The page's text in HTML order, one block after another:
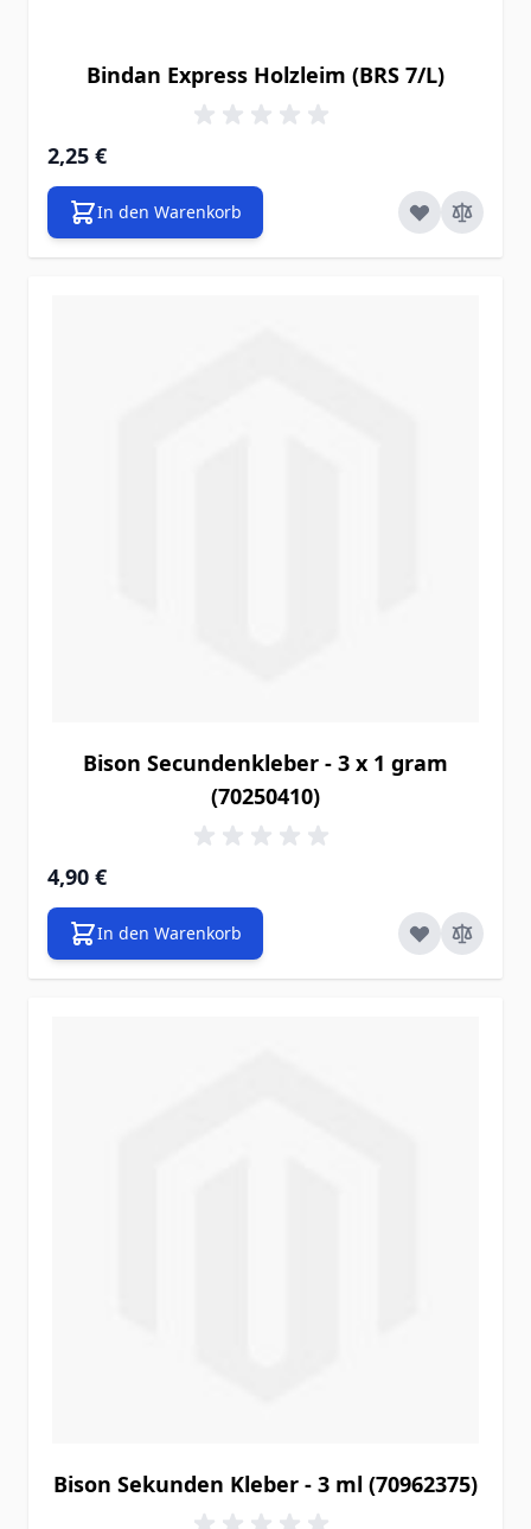
Bindan Express Holzleim (BRS 7/L)
2,25 €
In den Warenkorb
Bison Secundenkleber - 3 x 1 gram
(70250410)
4,90 €
In den Warenkorb
Bison Sekunden Kleber - 3 ml (70962375)